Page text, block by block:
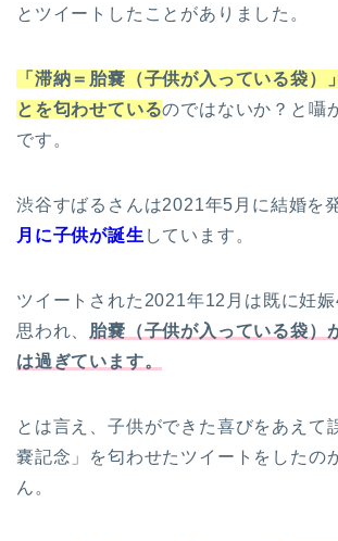
とツイートしたことがありました。
「滞納＝胎嚢（子供が入っている袋）
とを匂わせているのではないか？と囁
です。
渋谷すばるさんは2021年5月に結婚を
月に子供が誕生 しています。
ツイートされた2021年12月は既に妊
思われ、 胎嚢（子供が入っている袋）
は過ぎています。
とは言え、子供ができた喜びをあえて
嚢記念」を匂わせたツイートをしたの
ん。